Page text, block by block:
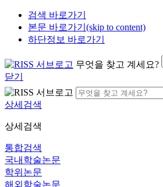
검색 바로가기
본문 바로가기(skip to content)
하단정보 바로가기
무엇을 찾고 계세요?
닫기
상세검색
상세검색
통합검색
국내학술논문
학위논문
해외학술논문